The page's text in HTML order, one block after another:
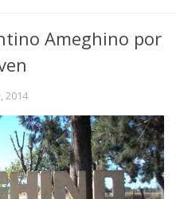
Ameghino por
2014